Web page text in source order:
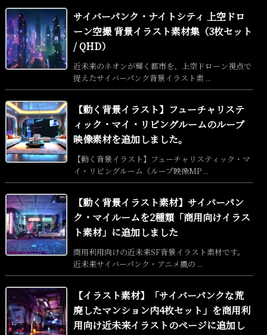
サイバーパンク・ナイトシティ 上空ドロ
ーン空撮 背景イラスト素材集（3枚セット
/ QHD）
近未来のネオンが輝く都市を、上空ドローン視点で
捉えたサイバーパンク背景イラスト素 ...
【動く背景イラスト】フューチャリステ
ィック・マイ・リビングルームのループ
映像素材を追加しました。
【動く背景イラスト】フューチャリスティック・マ
イ・リビングルーム（ループ映像MP ...
【動く背景イラスト素材】サイバーパン
ク・マイルームを2種類「商用向けイラス
ト素材」に追加しました
商用利用向けの近未来SF背景イラスト素材です。
近未来サイバーパンク・アニメ風の ...
【イラスト素材】「サイバーパンクな荒
廃したマンション内4枚セット」を商用利
用向け近未来イラストのページに追加し